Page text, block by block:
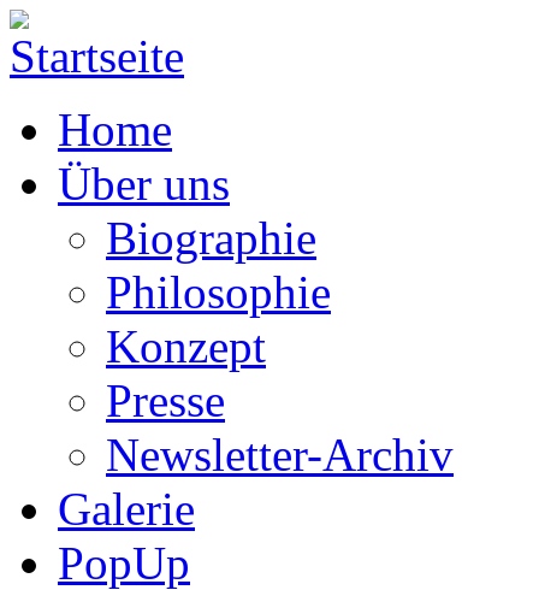
Home
Über uns
Biographie
Philosophie
Konzept
Presse
Newsletter-Archiv
Galerie
PopUp